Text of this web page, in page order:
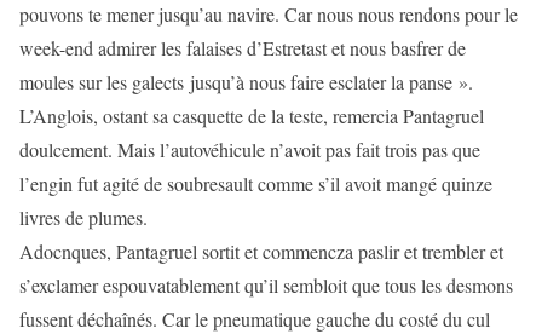
pouvons te mener jusqu’au navire. Car nous nous rendons pour le
week-end admirer les falaises d’Estretast et nous basfrer de
moules sur les galects jusqu’à nous faire esclater la panse ».
L’Anglois, ostant sa casquette de la teste, remercia Pantagruel
doulcement. Mais l’autovéhicule n’avoit pas fait trois pas que
l’engin fut agité de soubresault comme s’il avoit mangé quinze
livres de plumes.
Adocnques, Pantagruel sortit et commencza paslir et trembler et
s’exclamer espouvatablement qu’il sembloit que tous les desmons
fussent déchaînés. Car le pneumatique gauche du costé du cul